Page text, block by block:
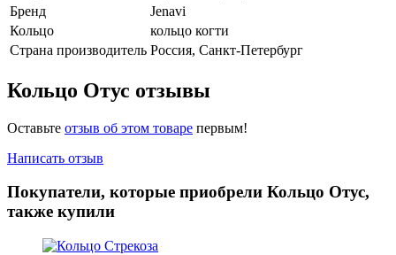
Бренд
Jenavi
Кольцо
кольцо когти
Страна производитель Россия, Санкт-Петербург
Кольцо Отус отзывы
Оставьте отзыв об этом товаре первым!
Написать отзыв
Покупатели, которые приобрели Кольцо Отус,
также купили